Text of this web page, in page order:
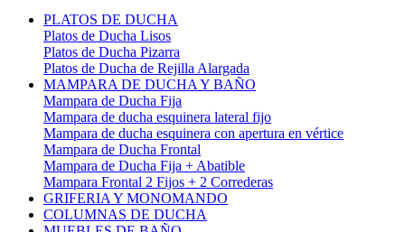
PLATOS DE DUCHA
Platos de Ducha Lisos
Platos de Ducha Pizarra
Platos de Ducha de Rejilla Alargada
MAMPARA DE DUCHA Y BAÑO
Mampara de Ducha Fija
Mampara de ducha esquinera lateral fijo
Mampara de ducha esquinera con apertura en vértice
Mampara de Ducha Frontal
Mampara de Ducha Fija + Abatible
Mampara Frontal 2 Fijos + 2 Correderas
GRIFERIA Y MONOMANDO
COLUMNAS DE DUCHA